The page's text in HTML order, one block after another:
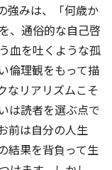
強みは、「何歳か
、通俗的な自己啓
血を吐くような孤
倫理観をもって描
なリアリズムこそ
は読者を選ぶ点で
前は自分の人生
結果を背負って生